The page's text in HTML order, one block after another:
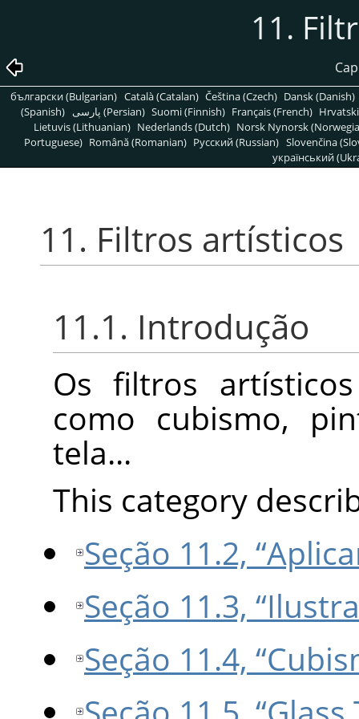
11.
български (Bulgarian) Català (Catalan) Čeština (Czech) Dansk (Danish)
(Spanish)
پارسی (Persian) Suomi (Finnish) Français (French)
Lietuvis (Lithuanian) Nederlands (Dutch) Norsk Nynorsk
Portuguese) Română (Romanian) Pусский (Russian) Slovenčina
український
11. Filtros artísticos
11.1. Introdução
Os filtros
como cubismo,
tela...
This category
Seção 11.2,
Seção 11.3,
Seção 11.4,